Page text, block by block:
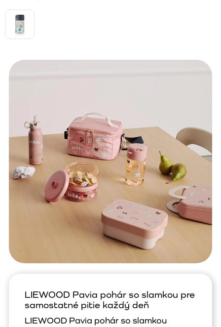
LIEWOOD Pavia pohár so slamkou pre
samostatné pitie každý deň
LIEWOOD Pavia pohár so slamkou